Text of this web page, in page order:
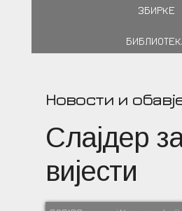
ЗБИРКЕ
Новости и
Слајдер
вијести